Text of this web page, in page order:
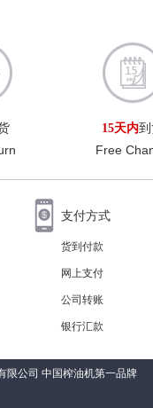
15天内
Free
支付方式
货到付款
网上支付
公司转账
银行汇款
限公司 中国榨油机第一品牌